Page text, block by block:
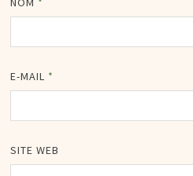
E-MAIL *
SITE WEB